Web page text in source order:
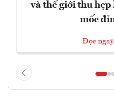
và thế giới thu hẹp
mốc
Đọc ngay